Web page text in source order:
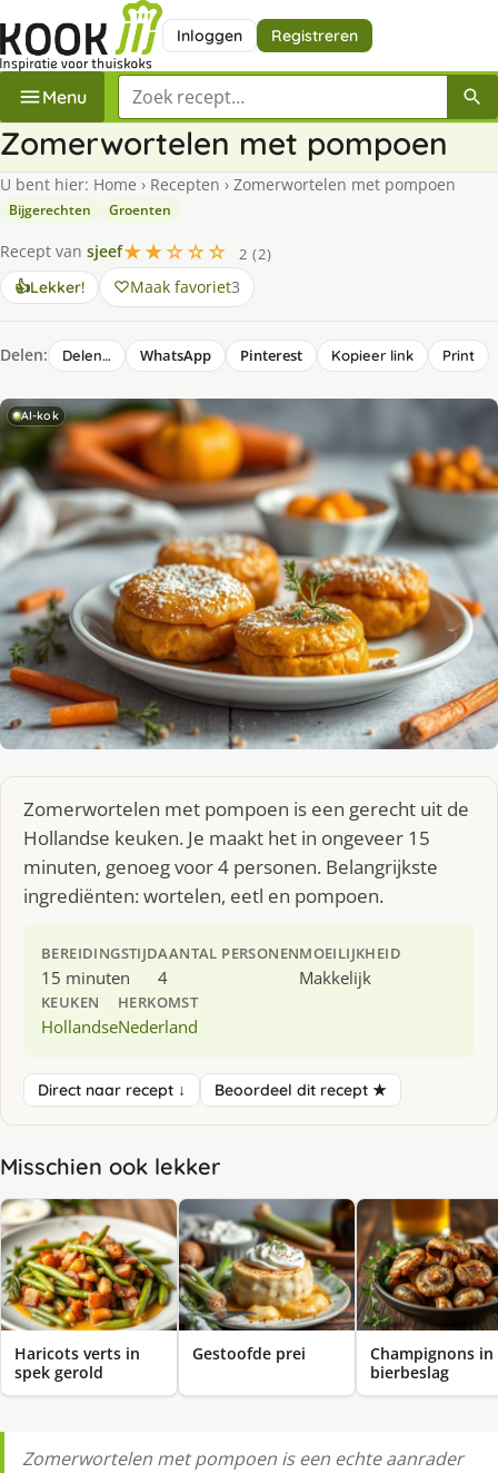
Inloggen Registreren
Menu Zoek een recept
Zomerwortelen met pompoen
U bent hier: Home › Recepten › Zomerwortelen met pompoen
Bijgerechten Groenten
Recept van sjeef★★☆☆☆
2 (2)
👍Lekker! Maak favoriet3
Delen: Delen… WhatsApp Pinterest Kopieer link Print
AI-kok
Zomerwortelen met pompoen is een gerecht uit de
Hollandse keuken. Je maakt het in ongeveer 15
minuten, genoeg voor 4 personen. Belangrijkste
ingrediënten: wortelen, eetl en pompoen.
BEREIDINGSTIJD
15 minuten
AANTAL PERSONEN
4
MOEILIJKHEID
Makkelijk
KEUKEN
Hollandse
HERKOMST
Nederland
Direct naar recept ↓ Beoordeel dit recept ★
Misschien ook lekker
Haricots verts in
spek gerold
Gestoofde prei
Champignons in
bierbeslag
Zomerwortelen met pompoen is een echte aanrader